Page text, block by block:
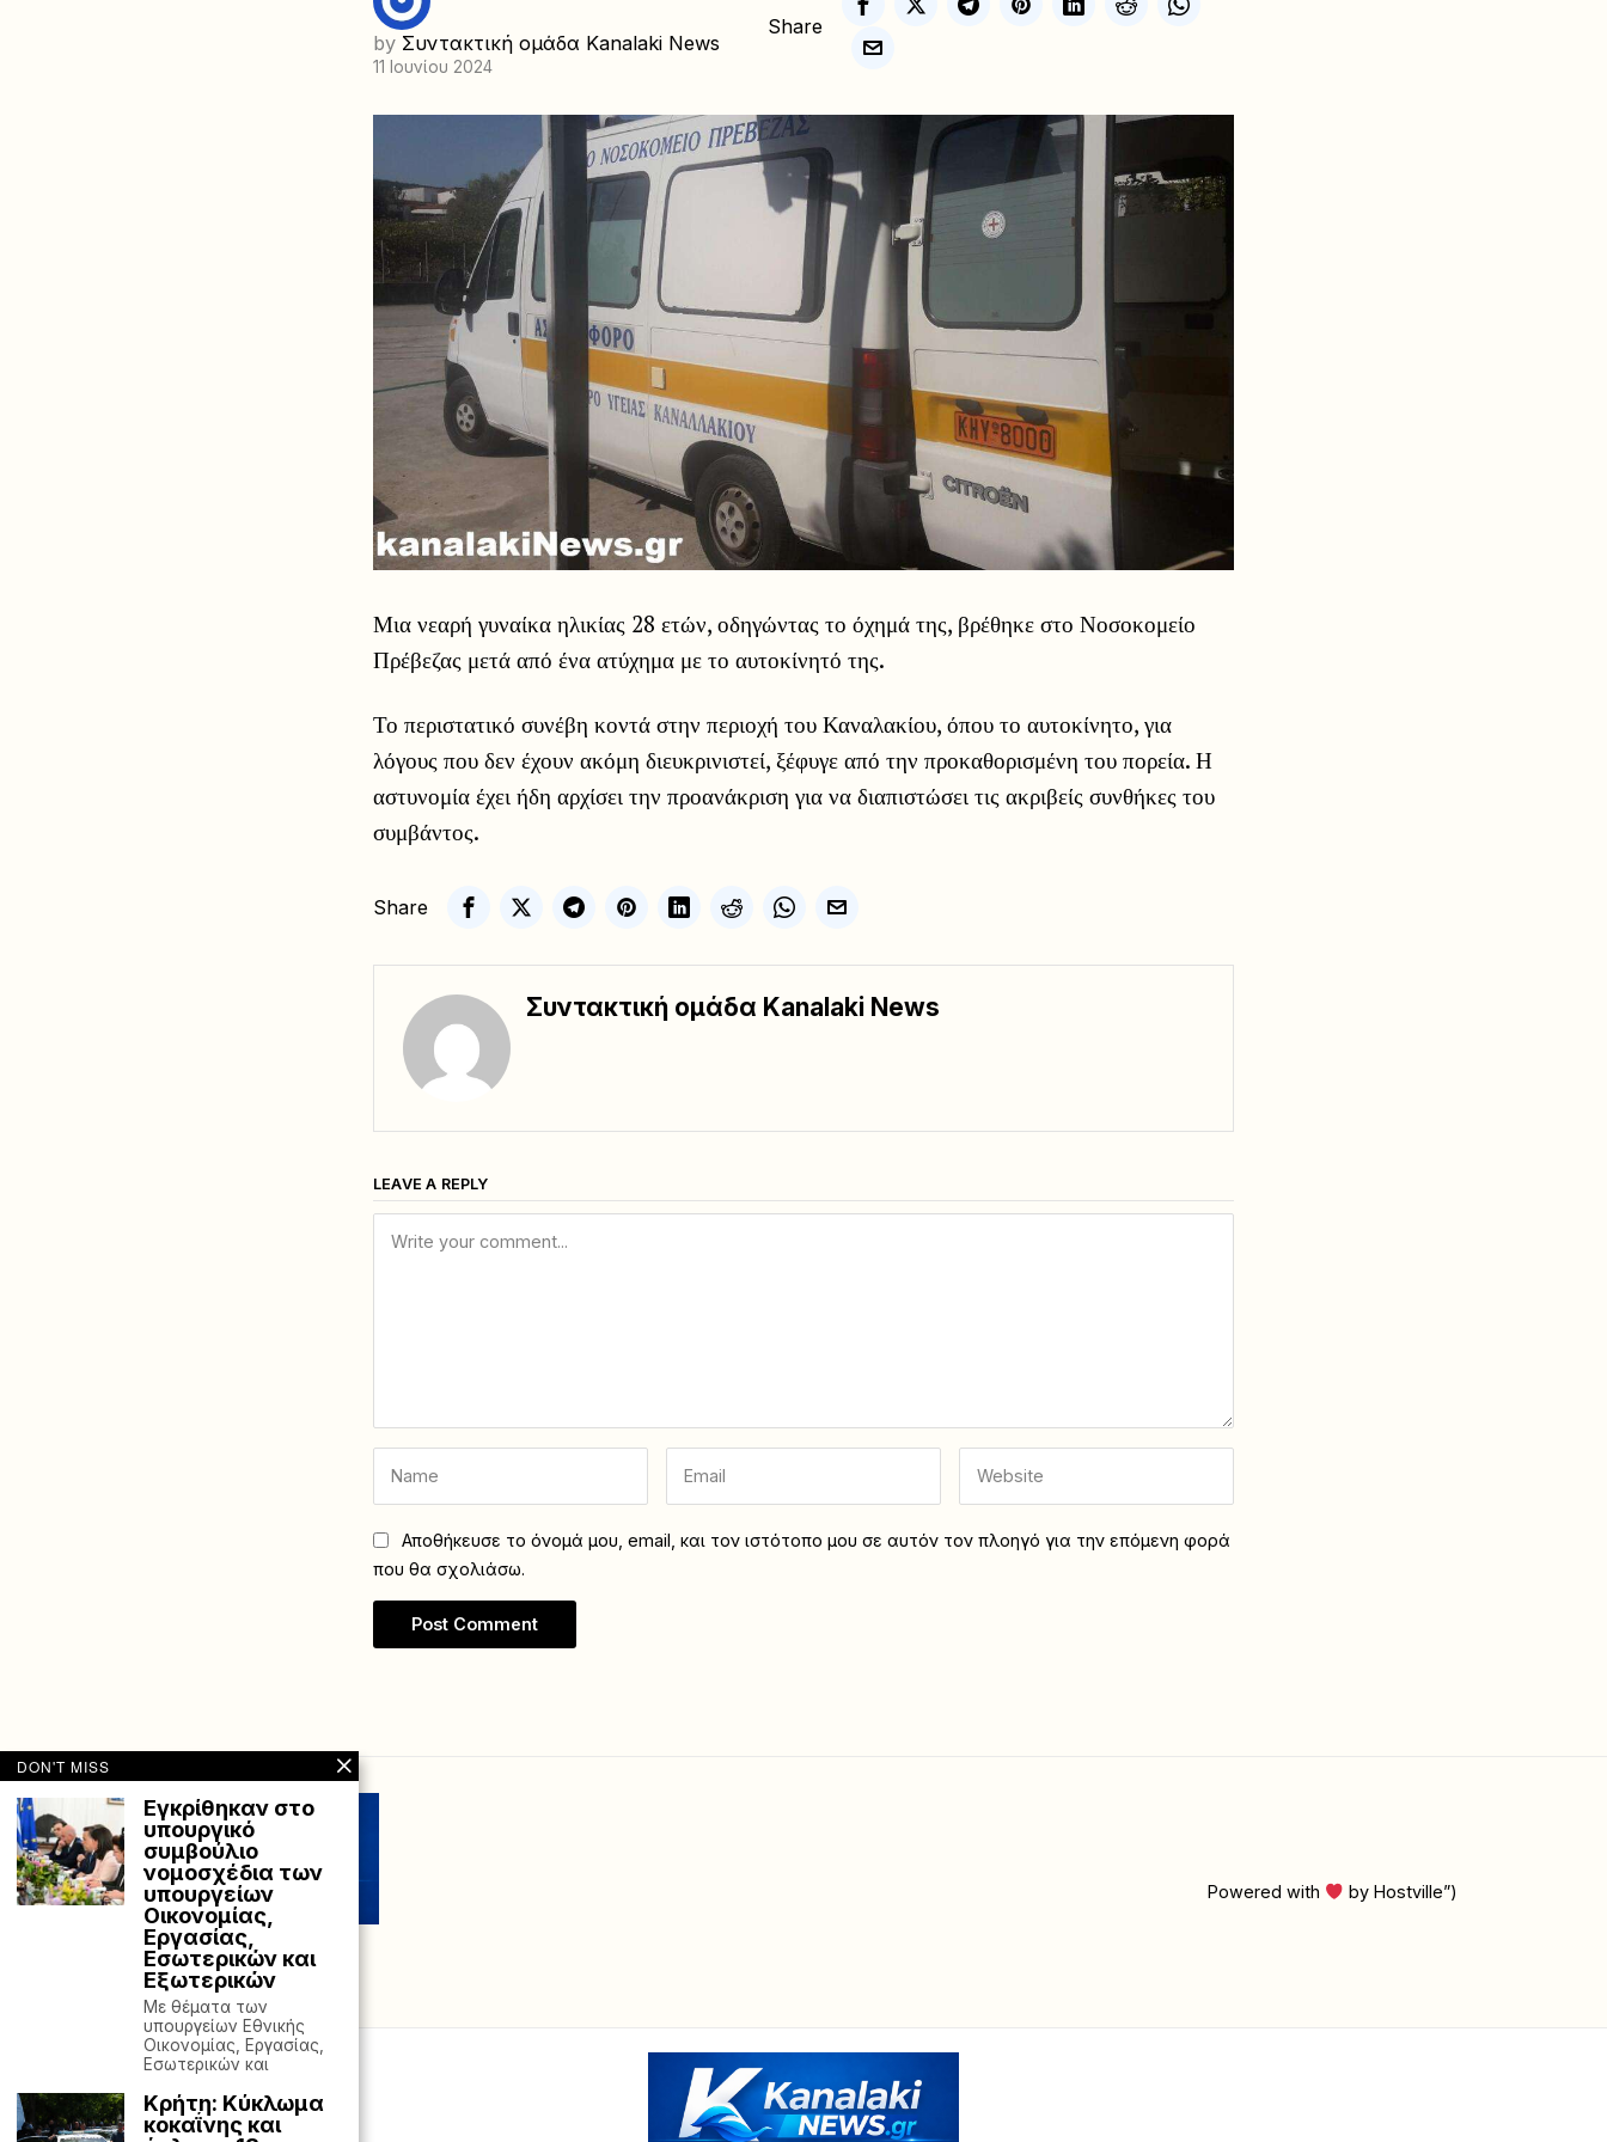
by Συντακτική ομάδα Kanalaki News
11 Ιουνίου 2024
Share
Μια νεαρή γυναίκα ηλικίας 28 ετών, οδηγώντας το όχημά της, βρέθηκε στο Νοσοκομείο
Πρέβεζας μετά από ένα ατύχημα με το αυτοκίνητό της.
Το περιστατικό συνέβη κοντά στην περιοχή του Καναλακίου, όπου το αυτοκίνητο, για
λόγους που δεν έχουν ακόμη διευκρινιστεί, ξέφυγε από την προκαθορισμένη του πορεία. Η
αστυνομία έχει ήδη αρχίσει την προανάκριση για να διαπιστώσει τις ακριβείς συνθήκες του
συμβάντος.
Share
Συντακτική ομάδα Kanalaki News
LEAVE A REPLY
Αποθήκευσε το όνομά μου, email, και τον ιστότοπο μου σε αυτόν τον πλοηγό για την επόμενη φορά
που θα σχολιάσω.
Powered with by Hostville”)
DON'T MISS
Εγκρίθηκαν στο
υπουργικό
συμβούλιο
νομοσχέδια των
υπουργείων
Οικονομίας,
Εργασίας,
Εσωτερικών και
Εξωτερικών
Με θέματα των
υπουργείων Εθνικής
Οικονομίας, Εργασίας,
Εσωτερικών και
Κρήτη: Κύκλωμα
κοκαΐνης και